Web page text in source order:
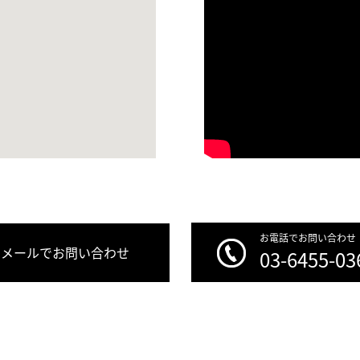
メールでお問い合わせ
お電話でお問い合わせ
03-6455-